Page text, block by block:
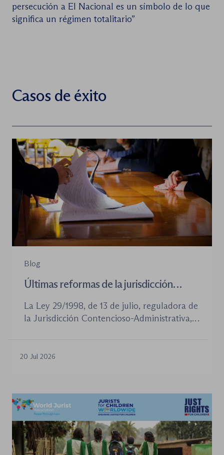
persecución a El Nacional es un símbolo de lo que
significa un régimen totalitario”
Casos de éxito
Blog
Últimas reformas de la jurisdicción
La Ley 29/1998, de 13 de julio, reguladora de
la Jurisdicción Contencioso-Administrativa,
aprobadas en los últimos años no han
tramitación de los procedimientos como en
la organización de los órganos […]
20 Jul 2026